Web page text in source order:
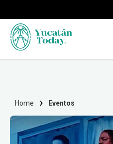
Home Eventos